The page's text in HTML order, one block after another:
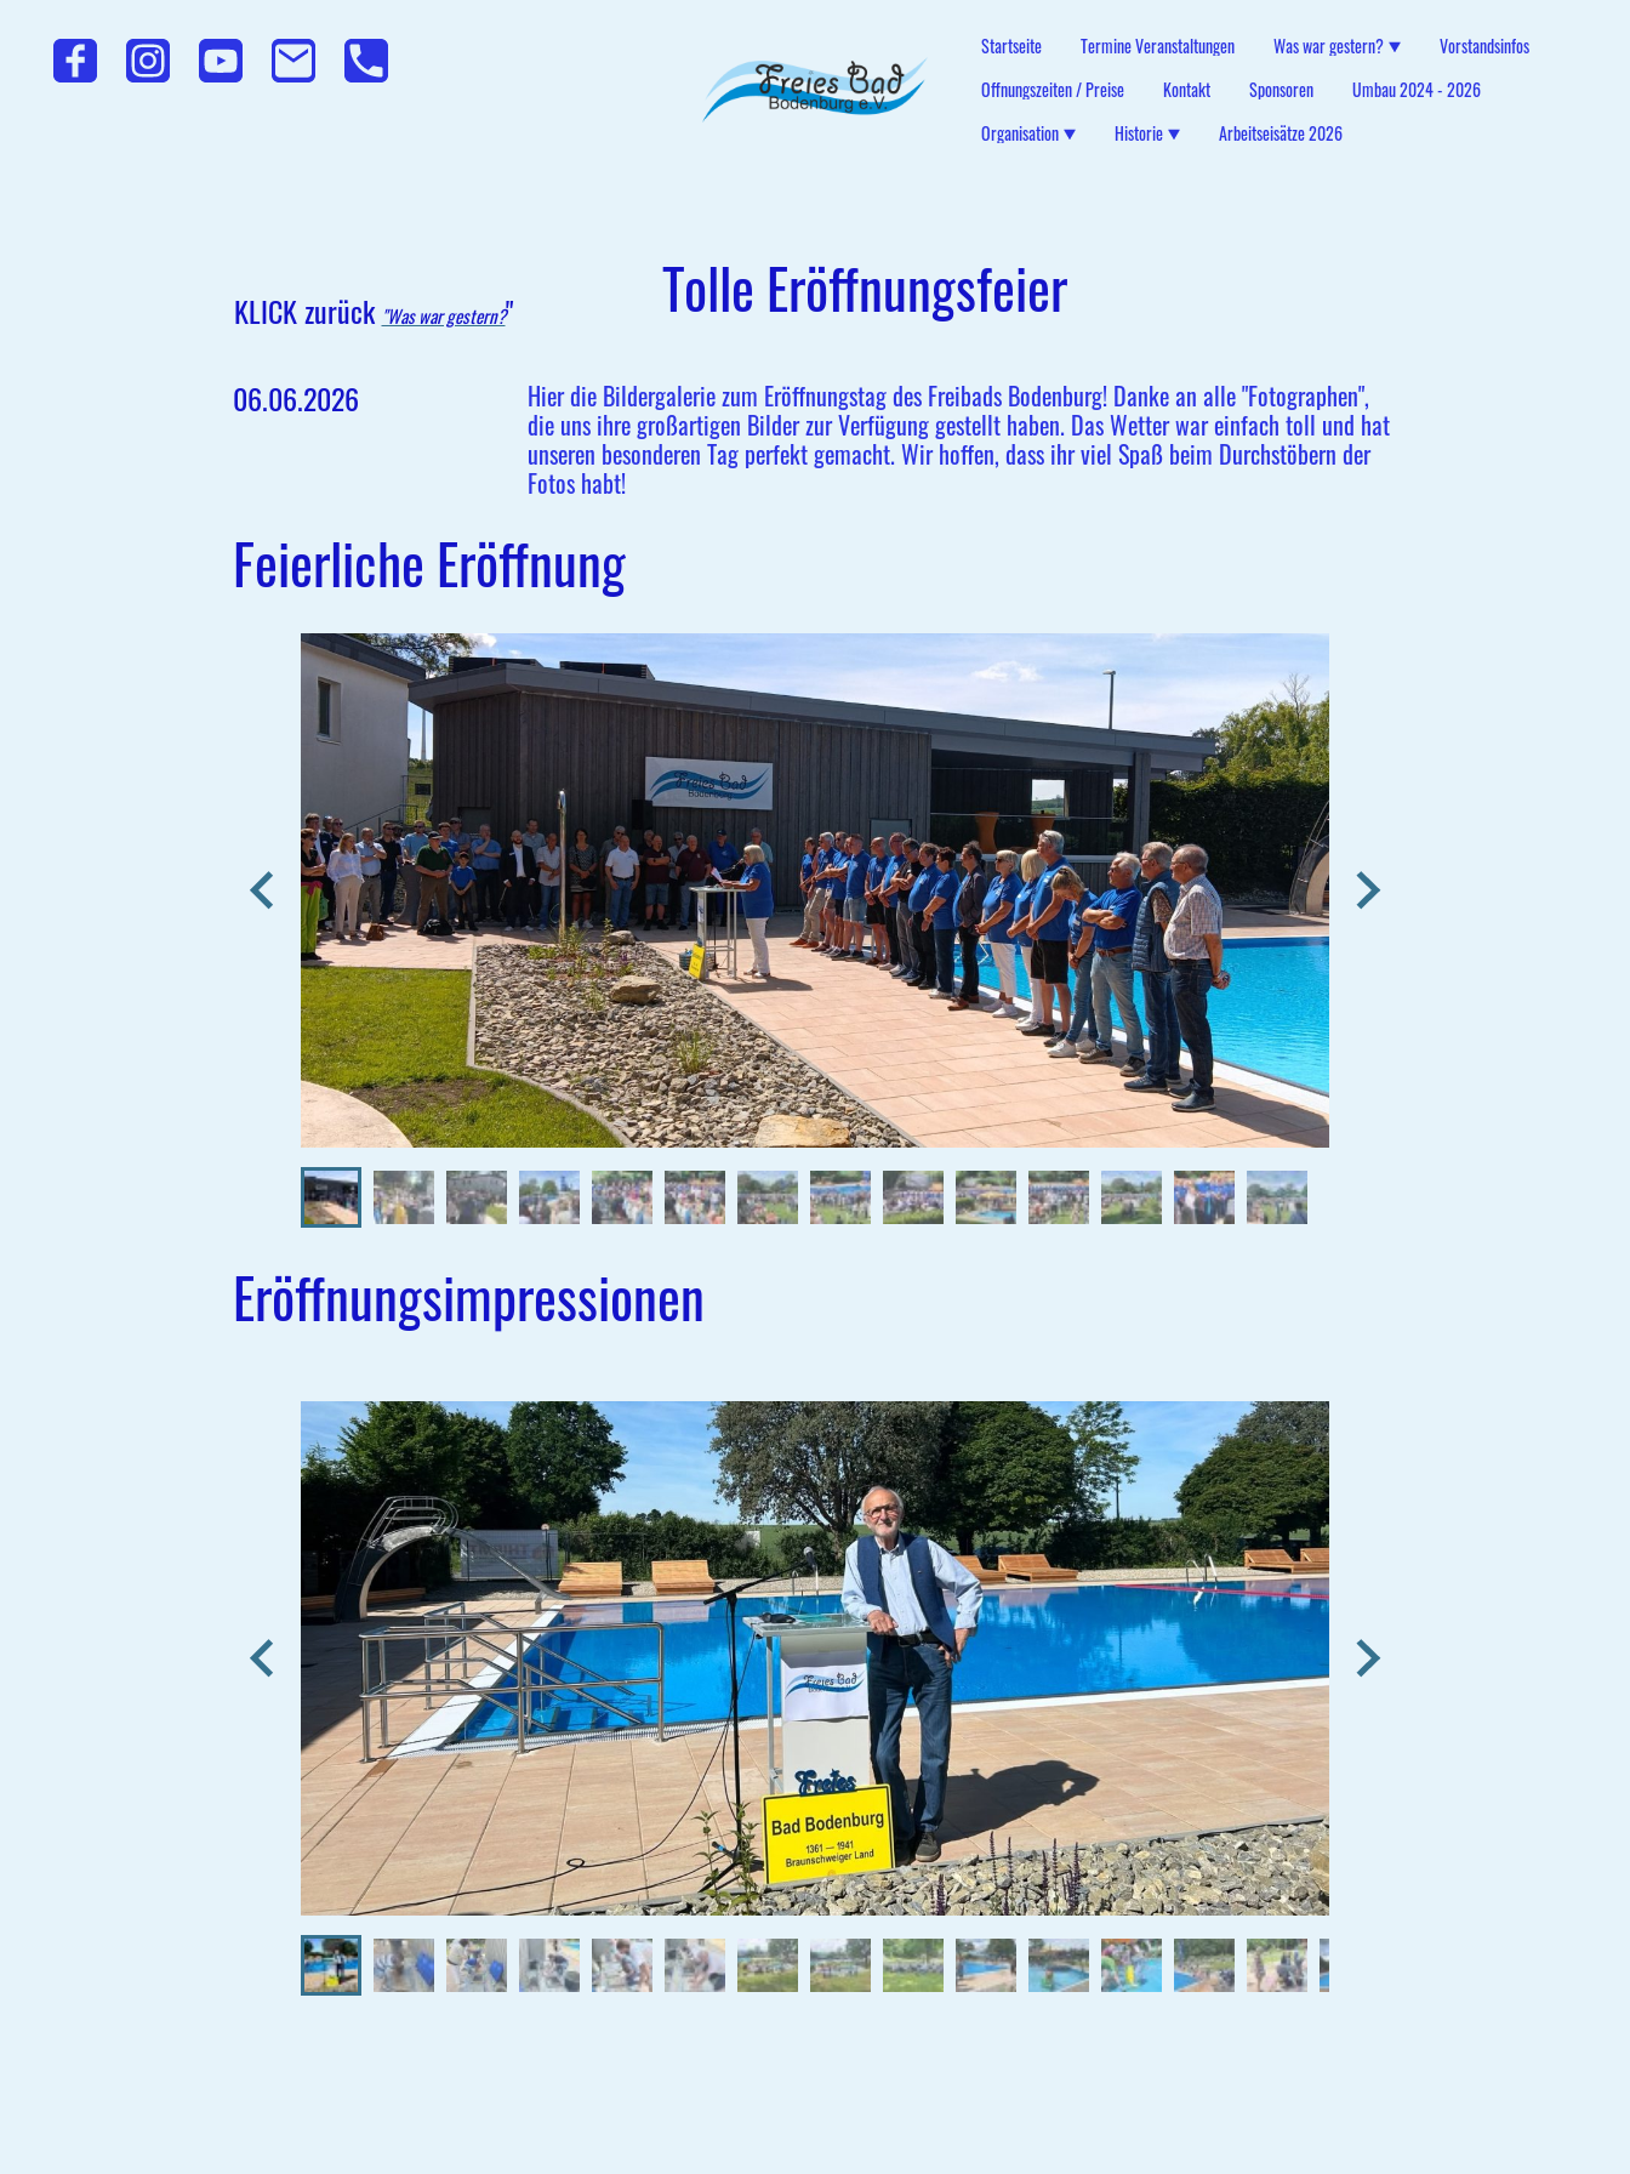
Startseite Termine Veranstaltungen Was war gestern?
Vorstandsinfos
Öffnungszeiten / Preise
Kontakt Sponsoren
Umbau 2024 - 2026
Organisation
Historie Arbeitseisätze 2026
KLICK zurück "Was war gestern?"
06.06.2026
Tolle Eröffnungsfeier
Hier die Bildergalerie zum Eröffnungstag des Freibads Bodenburg! Danke an alle "Fotographen",
die uns ihre großartigen Bilder zur Verfügung gestellt haben. Das Wetter war einfach toll und hat
unseren besonderen Tag perfekt gemacht. Wir hoffen, dass ihr viel Spaß beim Durchstöbern der
Fotos habt!
Feierliche Eröffnung
Eröffnungsimpressionen